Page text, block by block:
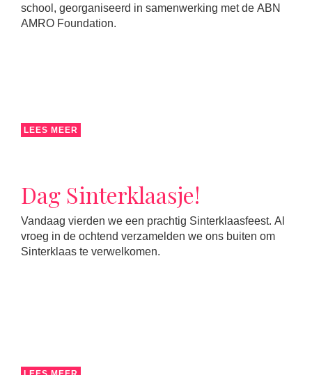
school, georganiseerd in samenwerking met de ABN
AMRO Foundation.
LEES MEER
Dag Sinterklaasje!
Vandaag vierden we een prachtig Sinterklaasfeest. Al
vroeg in de ochtend verzamelden we ons buiten om
Sinterklaas te verwelkomen.